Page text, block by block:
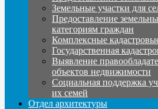
Земельные участки для
Предоставление
категориям граждан
Комплексные
Государственная
Выявление
объектов недвижимости
Социальная поддержка
их семей
Отдел архитектуры